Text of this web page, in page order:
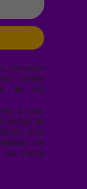
j’accepte
soient
de ma
à tout
en bas de
plus
de
sur notre